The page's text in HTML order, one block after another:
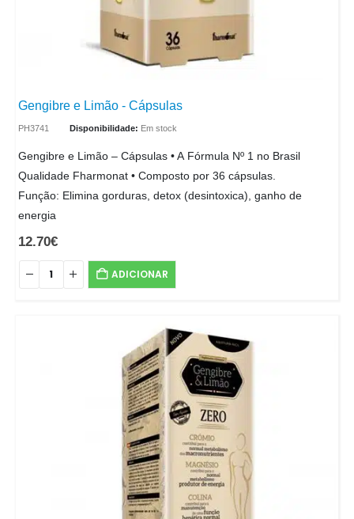
Gengibre e Limão - Cápsulas
PH3741 Disponibilidade: Em stock
Gengibre e Limão – Cápsulas • A Fórmula Nº 1 no Brasil
Qualidade Fharmonat • Composto por 36 cápsulas.
Função: Elimina gorduras, detox (desintoxica), ganho de
energia
12.70€
ADICIONAR